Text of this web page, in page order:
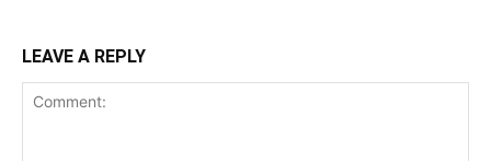
LEAVE A REPLY